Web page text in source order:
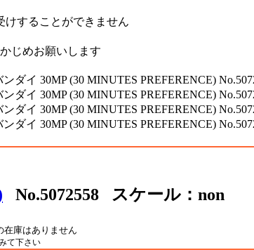
けすることができません
じめお願いします
No.5072558 スケール：non
て下さい